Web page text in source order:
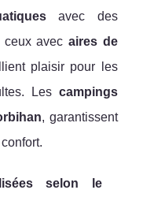
avec des
avec aires de
plaisir pour les
Les campings
, garantissent
selon le